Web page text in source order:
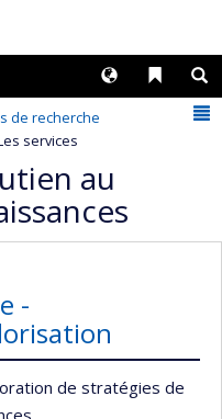
Liens
Langues
de recherche
services
au
-
de stratégies de